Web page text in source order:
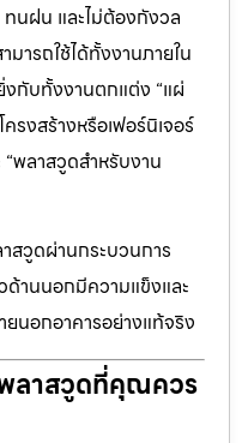
นฝน และไม่ต้องกังวล
มารถใช้ได้ทั้งงานภายใน
งกับทั้งงานตกแต่ง “แผ่
รงสร้างหรือเฟอร์นิเจอร์
“พลาสวูดสำหรับงาน
วูดผ่านกระบวนการ
านนอกมีความแข็งและ
ยนอกอาคารอย่างแท้จริง
ลาสวูดที่คุณควร